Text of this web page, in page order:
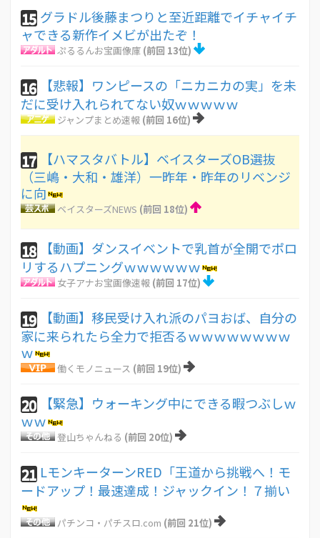
15 グラドル後藤まつりと至近距離でイチャイチ
ャできる新作イメビが出たぞ！
ぷるるんお宝画像庫 (前回 13位)
16
【悲報】ワンピースの「ニカニカの実」を未
だに受け入れられてない奴ｗｗｗｗｗ
ジャンプまとめ速報 (前回 16位)
17
【ハマスタバトル】ベイスターズOB選抜
（三嶋・大和・雄洋）一昨年・昨年のリベンジ
に向
ベイスターズNEWS (前回 18位)
18
【動画】ダンスイベントで乳首が全開でポロ
リするハプニングｗｗｗｗｗｗ
女子アナお宝画像速報 (前回 17位)
19
【動画】移民受け入れ派のパヨおば、自分の
家に来られたら全力で拒否るｗｗｗｗｗｗｗｗ
ｗ
働くモノニュース (前回 19位)
20
【緊急】ウォーキング中にできる暇つぶしｗ
ｗｗ
登山ちゃんねる (前回 20位)
21 LモンキーターンRED「王道から挑戦へ！モ
ードアップ！最速達成！ジャックイン！７揃い
パチンコ・パチスロ.com (前回 21位)